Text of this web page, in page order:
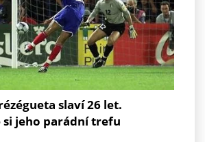
slaví 26 let.
jeho parádní trefu